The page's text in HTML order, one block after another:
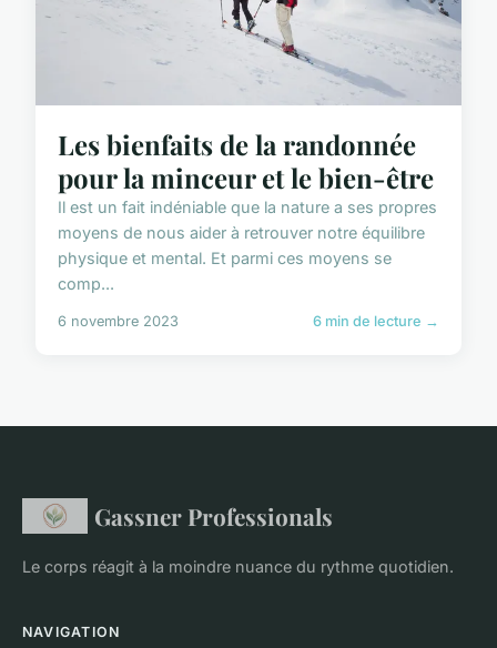
Les bienfaits de la randonnée
pour la minceur et le bien-être
Il est un fait indéniable que la nature a ses propres
moyens de nous aider à retrouver notre équilibre
physique et mental. Et parmi ces moyens se
comp...
6 novembre 2023 6 min de lecture →
Gassner Professionals
Le corps réagit à la moindre nuance du rythme quotidien.
NAVIGATION